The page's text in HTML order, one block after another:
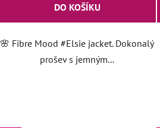
DO KOŠÍKU
🌸 Fibre Mood #Elsie jacket. Dokonalý
prošev s jemným...